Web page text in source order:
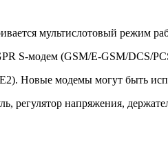
мультислотовый режим
S-модем (GSM/E-GSM/DCS/
Новые модемы могут быть
регулятор напряжения,